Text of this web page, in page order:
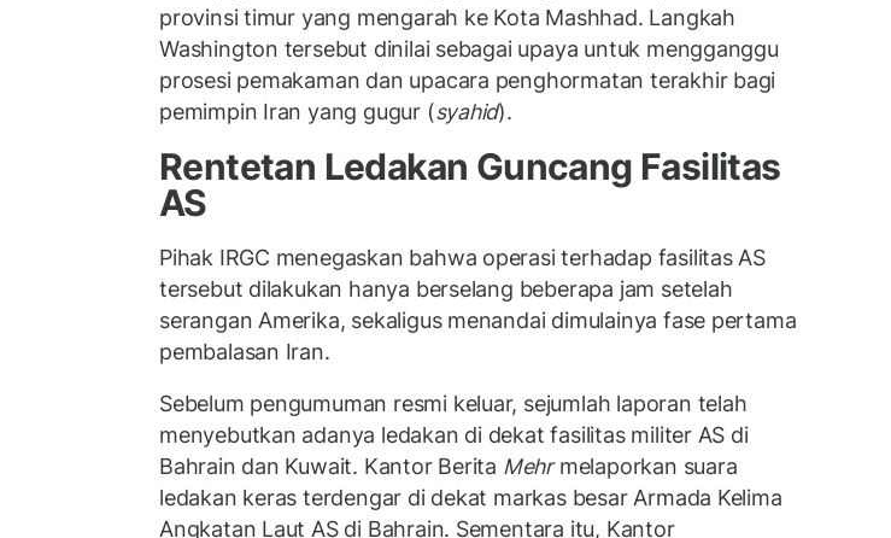
provinsi timur yang mengarah ke Kota Mashhad. Langkah
Washington tersebut dinilai sebagai upaya untuk mengganggu
prosesi pemakaman dan upacara penghormatan terakhir bagi
pemimpin Iran yang gugur (syahid).
Rentetan Ledakan Guncang Fasilitas
AS
Pihak IRGC menegaskan bahwa operasi terhadap fasilitas AS
tersebut dilakukan hanya berselang beberapa jam setelah
serangan Amerika, sekaligus menandai dimulainya fase pertama
pembalasan Iran.
Sebelum pengumuman resmi keluar, sejumlah laporan telah
menyebutkan adanya ledakan di dekat fasilitas militer AS di
Bahrain dan Kuwait. Kantor Berita Mehr melaporkan suara
ledakan keras terdengar di dekat markas besar Armada Kelima
Angkatan Laut AS di Bahrain. Sementara itu, Kantor